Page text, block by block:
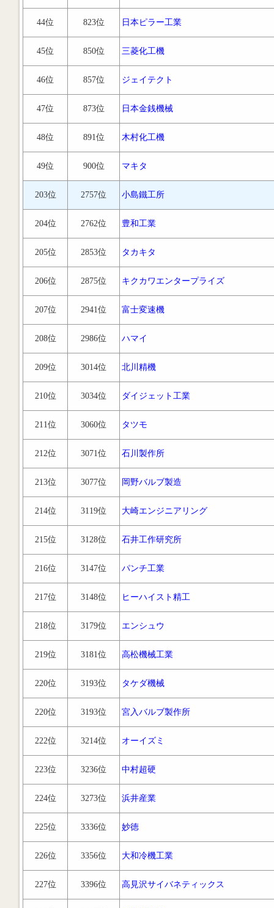
44位 823位 日本ピラー工業
45位 850位 三菱化工機
46位 857位 ジェイテクト
47位 873位 日本金銭機械
48位 891位 木村化工機
49位 900位 マキタ
203位 2757位 小島鐵工所
204位 2762位 豊和工業
205位 2853位 タカキタ
206位 2875位 キクカワエンタープライズ
207位 2941位 富士変速機
208位 2986位 ハマイ
209位 3014位 北川精機
210位 3034位 ダイジェット工業
211位 3060位 タツモ
212位 3071位 石川製作所
213位 3077位 岡野バルブ製造
214位 3119位 大崎エンジニアリング
215位 3128位 石井工作研究所
216位 3147位 パンチ工業
217位 3148位 ヒーハイスト精工
218位 3179位 エンシュウ
219位 3181位 高松機械工業
220位 3193位 タケダ機械
220位 3193位 宮入バルブ製作所
222位 3214位 オーイズミ
223位 3236位 中村超硬
224位 3273位 浜井産業
225位 3336位 妙徳
226位 3356位 大和冷機工業
227位 3396位 高見沢サイバネティックス